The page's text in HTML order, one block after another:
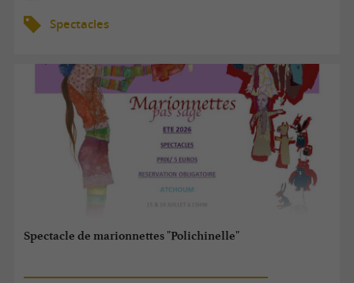
Spectacles
Spectacle de marionnettes "Polichinelle"